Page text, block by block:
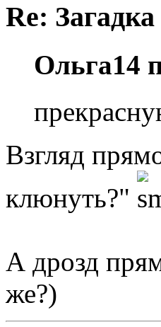
Re: Загадка
Ольга14
Взгляд
клюнуть?"
А дрозд
же?)